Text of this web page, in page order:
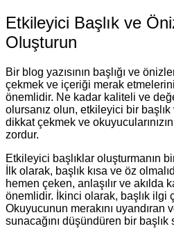
Etkileyici Başlık ve
Oluşturun
Bir blog yazısının başlığı ve
çekmek ve içeriği merak
önemlidir. Ne kadar kaliteli ve
olursanız olun, etkileyici bir
dikkat çekmek ve
zordur.
Etkileyici başlıklar oluşturmanın
İlk olarak, başlık kısa ve öz
hemen çeken, anlaşılır ve akılda
önemlidir. İkinci olarak, başlık ilgi
Okuyucunun merakını
sunacağını düşündüren bir